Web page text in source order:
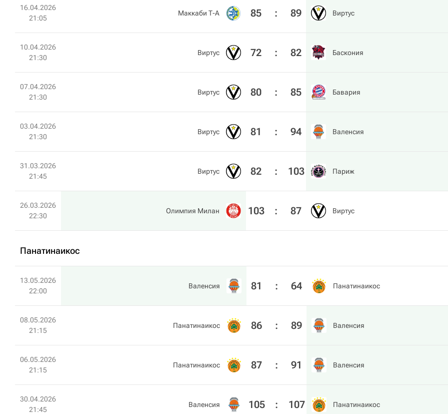
16.04.2026
21:05
Маккаби Т-А 85 : 89 Виртус
10.04.2026
21:30
Виртус 72 : 82 Баскония
07.04.2026
21:30
Виртус 80 : 85 Бавария
03.04.2026
21:30
Виртус 81 : 94 Валенсия
31.03.2026
21:45
Виртус 82 : 103 Париж
26.03.2026
22:30
Олимпия Милан 103 : 87 Виртус
Панатинаикос
13.05.2026
22:00
Валенсия 81 : 64 Панатинаикос
08.05.2026
21:15
Панатинаикос 86 : 89 Валенсия
06.05.2026
21:15
Панатинаикос 87 : 91 Валенсия
30.04.2026
21:45
Валенсия 105 : 107 Панатинаикос